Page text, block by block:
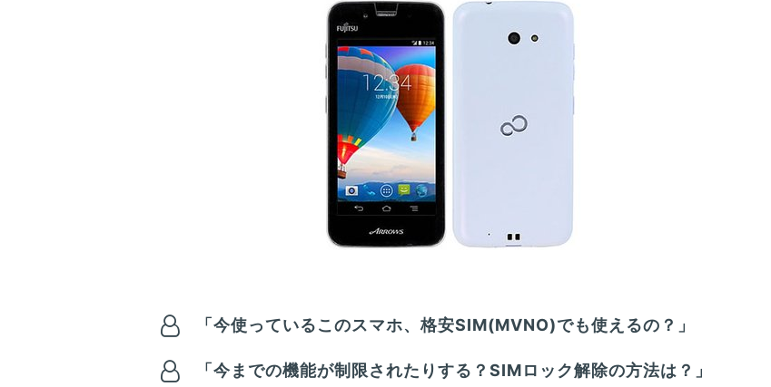
「今使っているこのスマホ、格安SIM(MVNO)でも使えるの？」
「今までの機能が制限されたりする？SIMロック解除の方法は？」